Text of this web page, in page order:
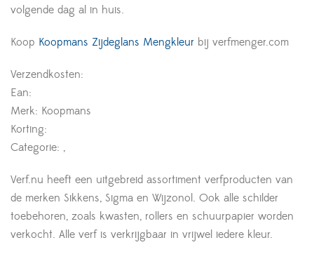
volgende dag al in huis.
Koop Koopmans Zijdeglans Mengkleur bij verfmenger.com
Verzendkosten:
Ean:
Merk: Koopmans
Korting:
Categorie: ,
Verf.nu heeft een uitgebreid assortiment verfproducten van
de merken Sikkens, Sigma en Wijzonol. Ook alle schilder
toebehoren, zoals kwasten, rollers en schuurpapier worden
verkocht. Alle verf is verkrijgbaar in vrijwel iedere kleur.